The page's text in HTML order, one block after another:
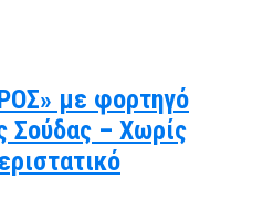
με φορτηγό
Σούδας – Χωρίς